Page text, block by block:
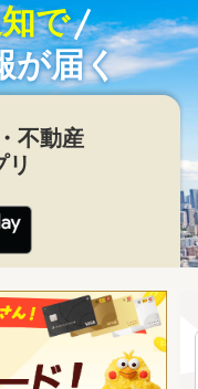
で
が届く
不動産
リ